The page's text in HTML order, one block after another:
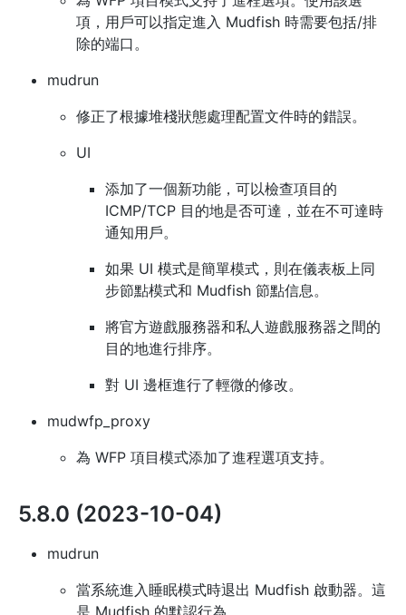
項，用戶可以指定進入 Mudfish 時需要包括/排
除的端口。
mudrun
修正了根據堆棧狀態處理配置文件時的錯誤。
UI
添加了一個新功能，可以檢查項目的
ICMP/TCP 目的地是否可達，並在不可達時
通知用戶。
如果 UI 模式是簡單模式，則在儀表板上同
步節點模式和 Mudfish 節點信息。
將官方遊戲服務器和私人遊戲服務器之間的
目的地進行排序。
對 UI 邊框進行了輕微的修改。
mudwfp_proxy
為 WFP 項目模式添加了進程選項支持。
5.8.0 (2023-10-04)
mudrun
當系統進入睡眠模式時退出 Mudfish 啟動器。這
是 Mudfish 的默認行為。